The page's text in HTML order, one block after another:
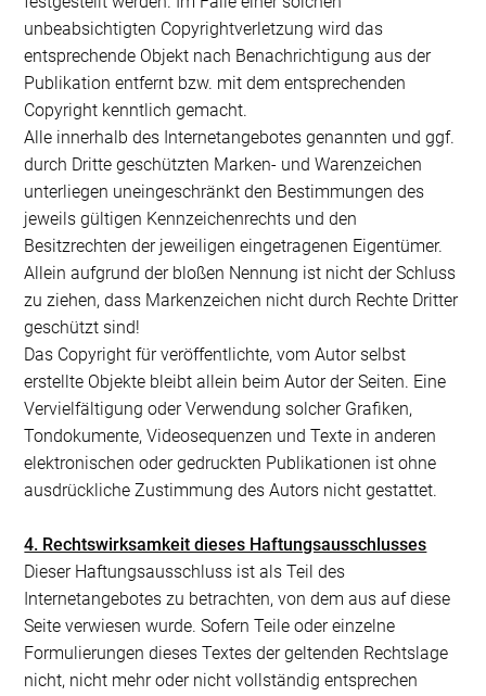
unbeabsichtigten Copyrightverletzung wird das
entsprechende Objekt nach Benachrichtigung aus der
Publikation entfernt bzw. mit dem entsprechenden
Copyright kenntlich gemacht.
Alle innerhalb des Internetangebotes genannten und ggf.
durch Dritte geschützten Marken- und Warenzeichen
unterliegen uneingeschränkt den Bestimmungen des
jeweils gültigen Kennzeichenrechts und den
Besitzrechten der jeweiligen eingetragenen Eigentümer.
Allein aufgrund der bloßen Nennung ist nicht der Schluss
zu ziehen, dass Markenzeichen nicht durch Rechte Dritter
geschützt sind!
Das Copyright für veröffentlichte, vom Autor selbst
erstellte Objekte bleibt allein beim Autor der Seiten. Eine
Vervielfältigung oder Verwendung solcher Grafiken,
Tondokumente, Videosequenzen und Texte in anderen
elektronischen oder gedruckten Publikationen ist ohne
ausdrückliche Zustimmung des Autors nicht gestattet.
4. Rechtswirksamkeit dieses Haftungsausschlusses
Dieser Haftungsausschluss ist als Teil des
Internetangebotes zu betrachten, von dem aus auf diese
Seite verwiesen wurde. Sofern Teile oder einzelne
Formulierungen dieses Textes der geltenden Rechtslage
nicht, nicht mehr oder nicht vollständig entsprechen